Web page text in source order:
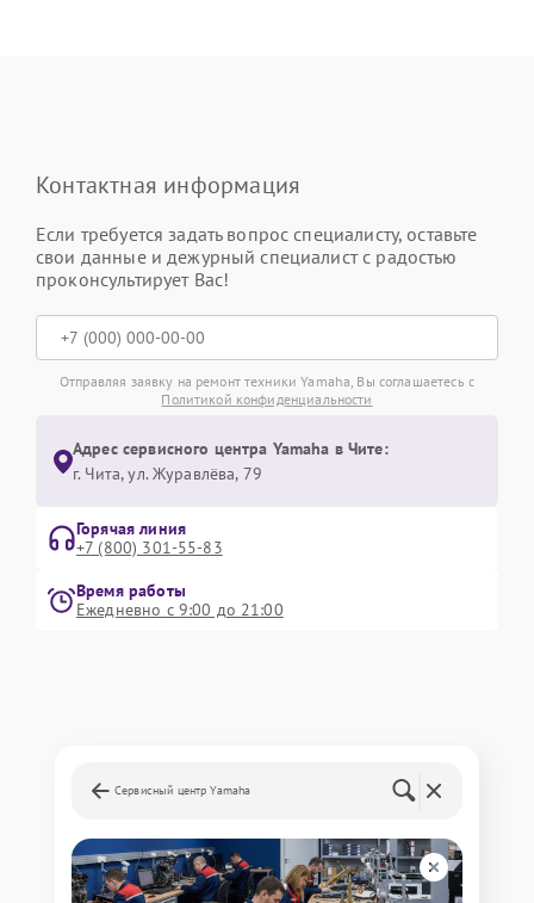
Контактная информация
Если требуется задать вопрос специалисту, оставьте
свои данные и дежурный специалист с радостью
проконсультирует Вас!
Отправляя заявку на ремонт техники Yamaha, Вы соглашаетесь с
Политикой конфиденциальности
Адрес сервисного центра Yamaha в Чите:
г. Чита, ул. Журавлёва, 79
Горячая линия
+7 (800) 301-55-83
Время работы
Ежедневно с 9:00 до 21:00
Сервисный центр Yamaha